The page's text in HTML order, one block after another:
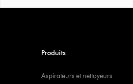
Produits
Aspirateurs et nettoyeurs